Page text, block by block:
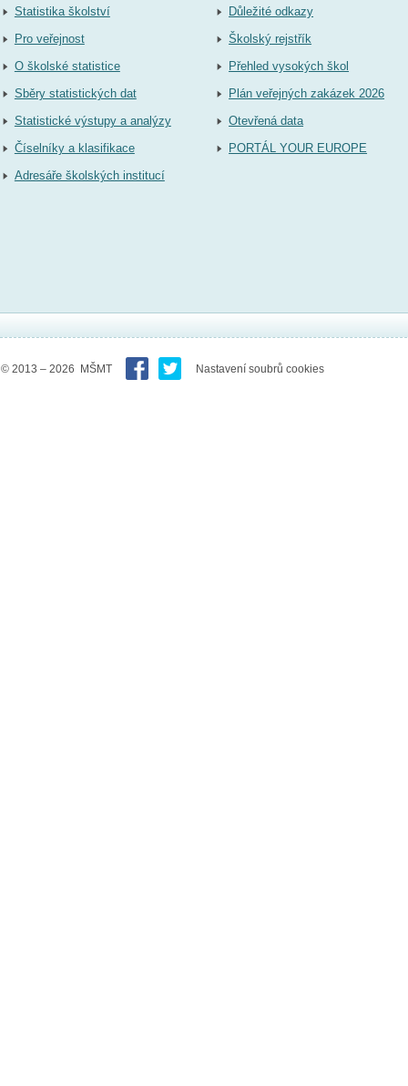
Statistika školství
Pro veřejnost
O školské statistice
Sběry statistických dat
Statistické výstupy a analýzy
Číselníky a klasifikace
Adresáře školských institucí
Důležité odkazy
Školský rejstřík
Přehled vysokých škol
Plán veřejných zakázek 2026
Otevřená data
PORTÁL YOUR EUROPE
© 2013 – 2026 MŠMT Nastavení soubrů cookies